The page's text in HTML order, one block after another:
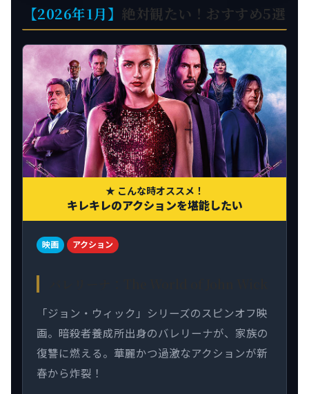
【2026年1月】 絶対観たい！おすすめ5選
★ こんな時オススメ！
キレキレのアクションを堪能したい
映画 アクション
「ジョン・ウィック」シリーズのスピンオフ映
画。暗殺者養成所出身のバレリーナが、家族の
復讐に燃える。華麗かつ過激なアクションが新
春から炸裂！